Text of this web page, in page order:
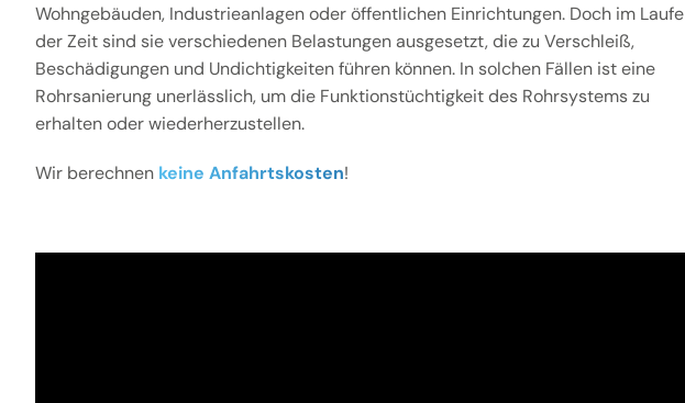
Wohngebäuden, Industrieanlagen oder öffentlichen Einrichtungen. Doch im Laufe
der Zeit sind sie verschiedenen Belastungen ausgesetzt, die zu Verschleiß,
Beschädigungen und Undichtigkeiten führen können. In solchen Fällen ist eine
Rohrsanierung unerlässlich, um die Funktionstüchtigkeit des Rohrsystems zu
erhalten oder wiederherzustellen.
Wir berechnen keine Anfahrtskosten!